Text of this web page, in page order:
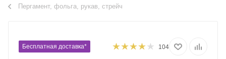
Пергамент, фольга, рукав, стрейч
Бесплатная доставка* 104